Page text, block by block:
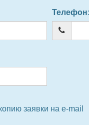
Телефон:
заявки на e-mail